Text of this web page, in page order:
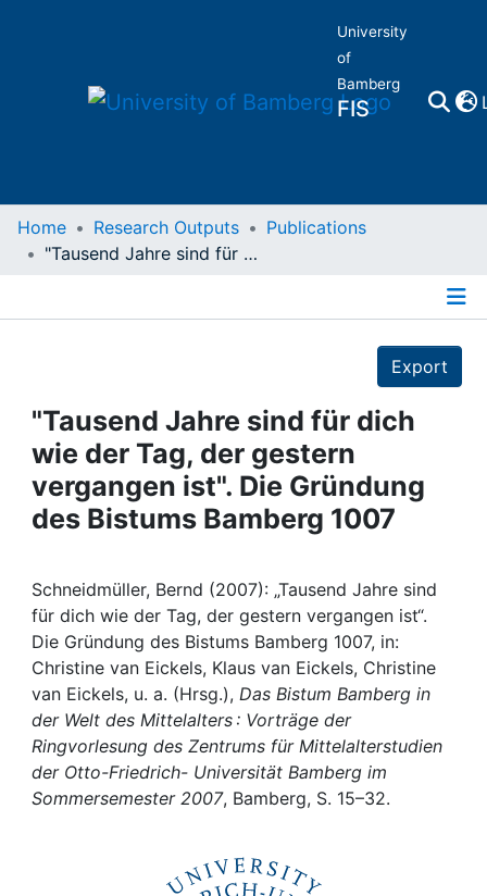
University
of
Bamberg
FIS
Home
Projects
People
Institutions
Awards
My FIS
Help
Home Research Outputs
Publications
"Tausend Jahre sind für dich wie der Tag, der gestern vergangen ist". Die Gründung des Bistums Bamberg 1007
Export
"Tausend Jahre sind für dich
wie der Tag, der gestern
vergangen ist". Die Gründung
des Bistums Bamberg 1007
Schneidmüller, Bernd (2007): „Tausend Jahre sind
für dich wie der Tag, der gestern vergangen ist“.
Die Gründung des Bistums Bamberg 1007, in:
Christine van Eickels, Klaus van Eickels, Christine
van Eickels, u. a. (Hrsg.), Das Bistum Bamberg in
der Welt des Mittelalters : Vorträge der
Ringvorlesung des Zentrums für Mittelalterstudien
der Otto-Friedrich- Universität Bamberg im
Sommersemester 2007, Bamberg, S. 15–32.